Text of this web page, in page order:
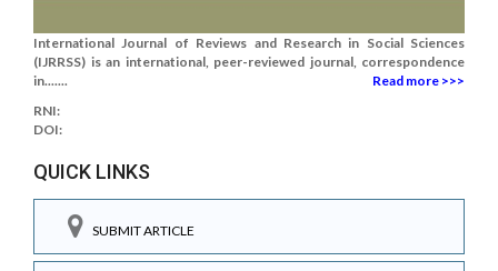
International Journal of Reviews and Research in Social Sciences
(IJRRSS) is an international, peer-reviewed journal, correspondence
in.......
Read more >>>
RNI:
DOI:
QUICK LINKS
SUBMIT ARTICLE